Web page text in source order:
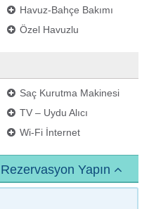
Havuz-Bahçe Bakımı
Özel Havuzlu
Saç Kurutma Makinesi
TV – Uydu Alıcı
Wi-Fi İnternet
Yapın